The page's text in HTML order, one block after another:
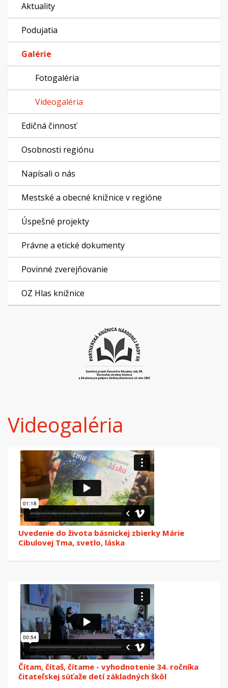
Aktuality
Podujatia
Galérie
Fotogaléria
Videogaléria
Edičná činnosť
Osobnosti regiónu
Napísali o nás
Mestské a obecné knižnice v regióne
Úspešné projekty
Právne a etické dokumenty
Povinné zverejňovanie
OZ Hlas knižnice
Videogaléria
Uvedenie do života básnickej zbierky Márie
Cibulovej Tma, svetlo, láska
Čítam, čítaš, čítame - vyhodnotenie 34. ročníka
čitateľskej súťaže detí základných škôl